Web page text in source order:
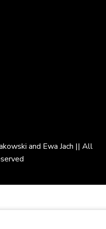
and Ewa Jach || All